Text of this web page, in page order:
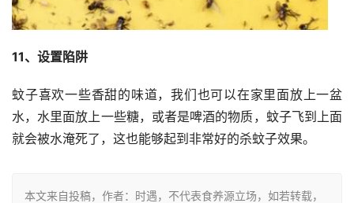
11、设置陷阱
蚊子喜欢一些香甜的味道，我们也可以在家里面放上一盆
水，水里面放上一些糖，或者是啤酒的物质，蚊子飞到上面
就会被水淹死了，这也能够起到非常好的杀蚊子效果。
本文来自投稿，作者：时遇，不代表食养源立场，如若转载，